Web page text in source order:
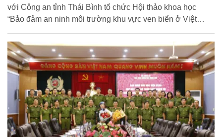
với Công an tỉnh Thái Bình tổ chức Hội thảo khoa học
“Bảo đảm an ninh môi trường khu vực ven biển ở Việt
hiện nay”. Đồng chí Thiếu tướng, GS.TS Nguyễn Đắc
Hoan - Phó Giám đốc Học viện CSND và đồng chí Đại tá,
TS Trần Văn Phúc - Ủy viên Ban Thường vụ Tỉnh ủy, Giám
đốc Công an tỉnh Thái Bình đồng chủ trì Hội thảo.